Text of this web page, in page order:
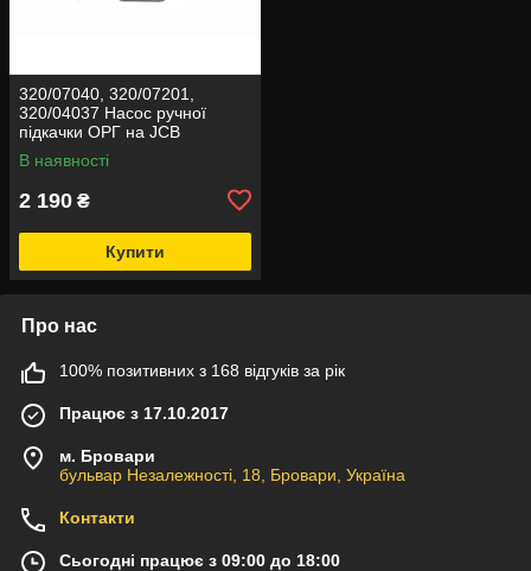
320/07040, 320/07201,
320/04037 Насос ручної
підкачки ОРГ на JCB
В наявності
2 190 ₴
Купити
Про нас
100% позитивних з 168 відгуків за рік
Працює з 17.10.2017
м. Бровари
бульвар Незалежності, 18, Бровари, Україна
Контакти
Сьогодні працює з 09:00 до 18:00